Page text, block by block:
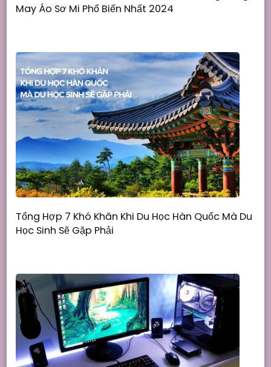
May Áo Sơ Mi Phổ Biến Nhất 2024
Tổng Hợp 7 Khó Khăn Khi Du Học Hàn Quốc Mà Du
Học Sinh Sẽ Gặp Phải